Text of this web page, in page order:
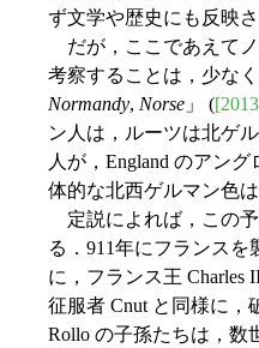
ず文学や歴史にも反映
だが，ここであえてノ
考察することは，少な
Normandy, Norse 」 (
ン人は，ルーツは北ゲ
人が，England のアン
体的な北西ゲルマン色
定説によれば，この
る．911年にフランスを
に，フランス王
征服者 Cnut と同様に
Rollo の子孫たちは，数